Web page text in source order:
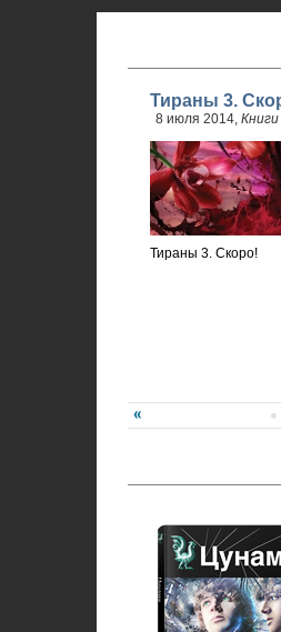
Тираны 3.
8 июля 2014, Книги
Тираны 3. Скоро!